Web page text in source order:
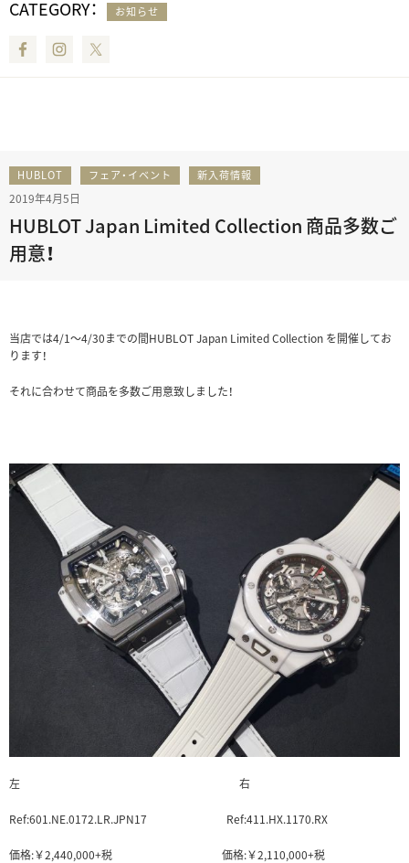
CATEGORY： お知らせ
FacebookInstagram
HUBLOT フェア・イベント 新入荷情報
2019年4月5日
HUBLOT Japan Limited Collection 商品多数ご
用意！
当店では4/1～4/30までの間HUBLOT Japan Limited Collection を開催してお
ります！
それに合わせて商品を多数ご用意致しました！
左 右
Ref:601.NE.0172.LR.JPN17 Ref:411.HX.1170.RX
価格:￥2,440,000+税 価格:￥2,110,000+税